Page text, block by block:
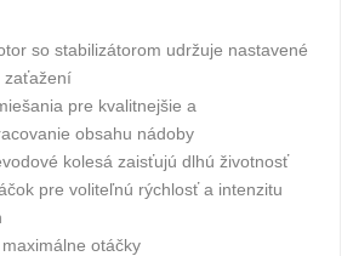
so stabilizátorom udržuje nastavené
zaťažení
pre kvalitnejšie a
obsahu nádoby
kolesá zaisťujú dlhú životnosť
pre voliteľnú rýchlosť a intenzitu
otáčky